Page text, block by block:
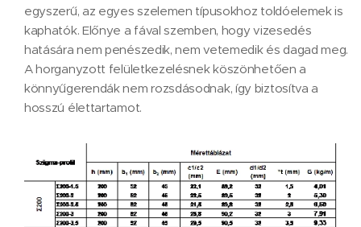
egyszerű, az egyes szelemen típusokhoz toldóelemek is
kaphatók. Előnye a fával szemben, hogy vizesedés
hatására nem penészedik, nem vetemedik és dagad meg.
A horganyzott felületkezelésnek köszönhetően a
könnyűgerendák nem rozsdásodnak, így biztosítva a
hosszú élettartamot.